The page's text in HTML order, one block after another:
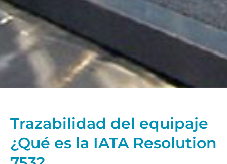
Trazabilidad del equipaje
¿Qué es la IATA Resolution